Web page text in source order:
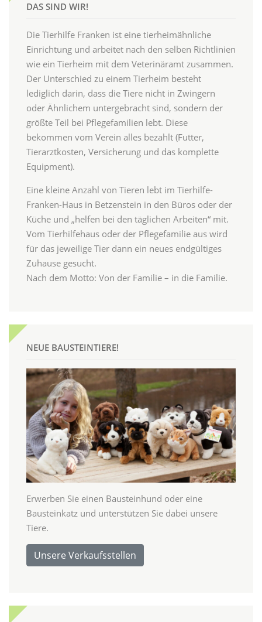
DAS SIND WIR!
Die Tierhilfe Franken ist eine tierheimähnliche
Einrichtung und arbeitet nach den selben Richtlinien
wie ein Tierheim mit dem Veterinäramt zusammen.
Der Unterschied zu einem Tierheim besteht
lediglich darin, dass die Tiere nicht in Zwingern
oder Ähnlichem untergebracht sind, sondern der
größte Teil bei Pflegefamilien lebt. Diese
bekommen vom Verein alles bezahlt (Futter,
Tierarztkosten, Versicherung und das komplette
Equipment).
Eine kleine Anzahl von Tieren lebt im Tierhilfe-
Franken-Haus in Betzenstein in den Büros oder der
Küche und „helfen bei den täglichen Arbeiten“ mit.
Vom Tierhilfehaus oder der Pflegefamilie aus wird
für das jeweilige Tier dann ein neues endgültiges
Zuhause gesucht.
Nach dem Motto: Von der Familie – in die Familie.
NEUE BAUSTEINTIERE!
Erwerben Sie einen Bausteinhund oder eine
Bausteinkatz und unterstützen Sie dabei unsere
Tiere.
Unsere Verkaufsstellen